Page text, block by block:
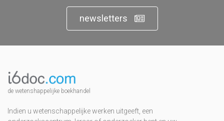
newsletters
de wetenshappelijke boekhandel
Indien u wetenschappelijke werken uitgeeft, een